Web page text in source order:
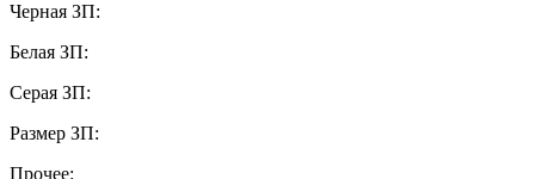
Черная ЗП:
Белая ЗП:
Серая ЗП:
Размер ЗП:
Прочее: